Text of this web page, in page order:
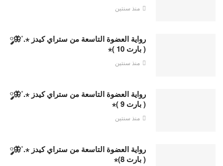
منذ سنتين
رواية العضوة التاسعة من ستراي كيدز ⋆.˚🦋༘
( بارت 10 )⋆
منذ سنتين
رواية العضوة التاسعة من ستراي كيدز ⋆.˚🦋༘
( بارت 9 )⋆
منذ سنتين
رواية العضوة التاسعة من ستراي كيدز ⋆.˚🦋༘
( بارت 8)⋆